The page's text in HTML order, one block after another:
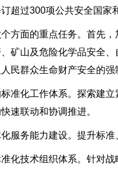
超过300项公共安全国家
个方面的重点任务。首先
矿山及危险化学品安全
民群众生命财产安全的
准化工作体系。探索建
速联动和协调推进。
服务能力建设。提升标
化技术组织体系。针对